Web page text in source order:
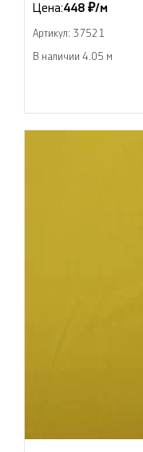
Цена:448 ₽/м
Артикул: 37521
В наличии 4.05 м